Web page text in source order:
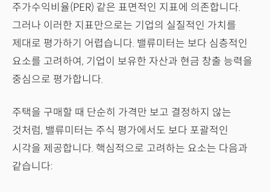
주가수익비율(PER) 같은 표면적인 지표에 의존합니다.
그러나 이러한 지표만으로는 기업의 실질적인 가치를
제대로 평가하기 어렵습니다. 밸류미터는 보다 심층적인
요소를 고려하여, 기업이 보유한 자산과 현금 창출 능력을
중심으로 평가합니다.
주택을 구매할 때 단순히 가격만 보고 결정하지 않는
것처럼, 밸류미터는 주식 평가에서도 보다 포괄적인
시각을 제공합니다. 핵심적으로 고려하는 요소는 다음과
같습니다: